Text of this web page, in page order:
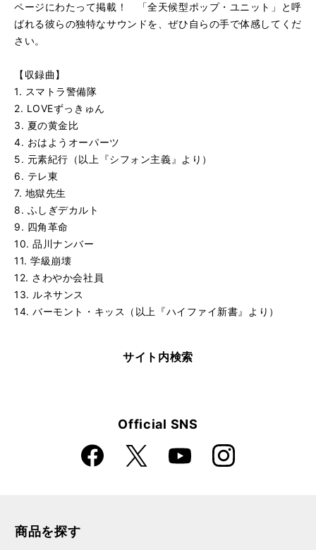
ページにわたって掲載！ 「全天候型ポップ・ユニット」と呼
ばれる彼らの独特なサウンドを、ぜひ自らの手で体感してくだ
さい。
【収録曲】
1. スマトラ警備隊
2. LOVEずっきゅん
3. 夏の黄金比
4. おはようオーパーツ
5. 元素紀行（以上『シフォン主義』より）
6. テレ東
7. 地獄先生
8. ふしぎデカルト
9. 四角革命
10. 品川ナンバー
11. 学級崩壊
12. さわやか会社員
13. ルネサンス
14. バーモント・キッス（以上『ハイファイ新書』より）
サイト内検索
Official SNS
Faceboo
k
X YouTube Instagra
m
商品を探す